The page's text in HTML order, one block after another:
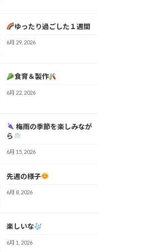
ゆったり過ごした１週間
6月 29, 2026
食育＆製作
6月 22, 2026
梅雨の季節を楽しみなが
ら
6月 15, 2026
先週の様子
6月 8, 2026
楽しいな
6月 1, 2026